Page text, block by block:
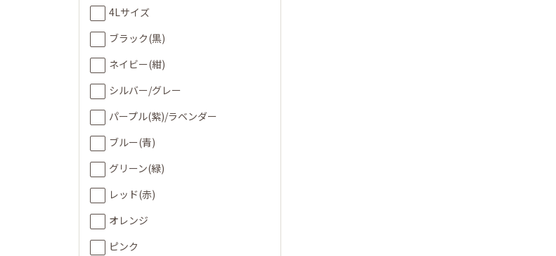
4Lサイズ
ブラック(黒)
ネイビー(紺)
シルバー/グレー
パープル(紫)/ラベンダー
ブルー(青)
グリーン(緑)
レッド(赤)
オレンジ
ピンク